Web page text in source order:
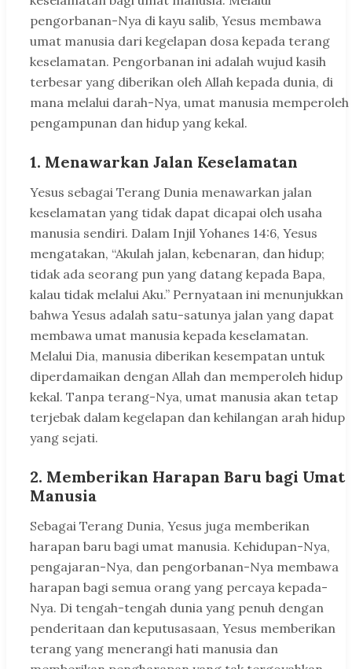
pengorbanan-Nya di kayu salib, Yesus membawa
umat manusia dari kegelapan dosa kepada terang
keselamatan. Pengorbanan ini adalah wujud kasih
terbesar yang diberikan oleh Allah kepada dunia, di
mana melalui darah-Nya, umat manusia memperoleh
pengampunan dan hidup yang kekal.
1. Menawarkan Jalan Keselamatan
Yesus sebagai Terang Dunia menawarkan jalan
keselamatan yang tidak dapat dicapai oleh usaha
manusia sendiri. Dalam Injil Yohanes 14:6, Yesus
mengatakan, “Akulah jalan, kebenaran, dan hidup;
tidak ada seorang pun yang datang kepada Bapa,
kalau tidak melalui Aku.” Pernyataan ini menunjukkan
bahwa Yesus adalah satu-satunya jalan yang dapat
membawa umat manusia kepada keselamatan.
Melalui Dia, manusia diberikan kesempatan untuk
diperdamaikan dengan Allah dan memperoleh hidup
kekal. Tanpa terang-Nya, umat manusia akan tetap
terjebak dalam kegelapan dan kehilangan arah hidup
yang sejati.
2. Memberikan Harapan Baru bagi Umat
Manusia
Sebagai Terang Dunia, Yesus juga memberikan
harapan baru bagi umat manusia. Kehidupan-Nya,
pengajaran-Nya, dan pengorbanan-Nya membawa
harapan bagi semua orang yang percaya kepada-
Nya. Di tengah-tengah dunia yang penuh dengan
penderitaan dan keputusasaan, Yesus memberikan
terang yang menerangi hati manusia dan